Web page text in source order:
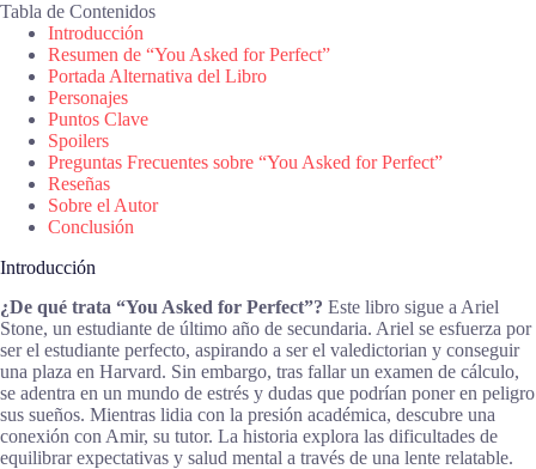
Tabla de Contenidos
Introducción
Resumen de “You Asked for Perfect”
Portada Alternativa del Libro
Personajes
Puntos Clave
Spoilers
Preguntas Frecuentes sobre “You Asked for Perfect”
Reseñas
Sobre el Autor
Conclusión
Introducción
¿De qué trata “You Asked for Perfect”? Este libro sigue a Ariel
Stone, un estudiante de último año de secundaria. Ariel se esfuerza por
ser el estudiante perfecto, aspirando a ser el valedictorian y conseguir
una plaza en Harvard. Sin embargo, tras fallar un examen de cálculo,
se adentra en un mundo de estrés y dudas que podrían poner en peligro
sus sueños. Mientras lidia con la presión académica, descubre una
conexión con Amir, su tutor. La historia explora las dificultades de
equilibrar expectativas y salud mental a través de una lente relatable.